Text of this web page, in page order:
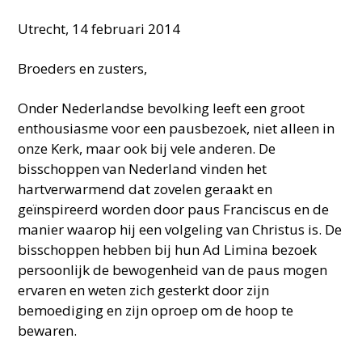
Utrecht, 14 februari 2014
Broeders en zusters,
Onder Nederlandse bevolking leeft een groot
enthousiasme voor een pausbezoek, niet alleen in
onze Kerk, maar ook bij vele anderen. De
bisschoppen van Nederland vinden het
hartverwarmend dat zovelen geraakt en
geïnspireerd worden door paus Franciscus en de
manier waarop hij een volgeling van Christus is. De
bisschoppen hebben bij hun Ad Limina bezoek
persoonlijk de bewogenheid van de paus mogen
ervaren en weten zich gesterkt door zijn
bemoediging en zijn oproep om de hoop te
bewaren.